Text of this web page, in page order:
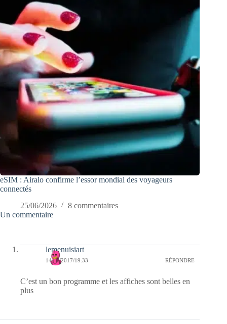
eSIM : Airalo confirme l’essor mondial des voyageurs
connectés
25/06/2026
8 commentaires
Un commentaire
lemenuisiart
14/07/2017/19:33 RÉPONDRE
C’est un bon programme et les affiches sont belles en
plus